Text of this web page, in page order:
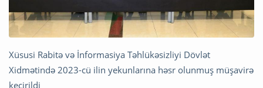
Xüsusi Rabitə və İnformasiya Təhlükəsizliyi Dövlət
Xidmətində 2023-cü ilin yekunlarına həsr olunmuş müşavirə
keçirildi